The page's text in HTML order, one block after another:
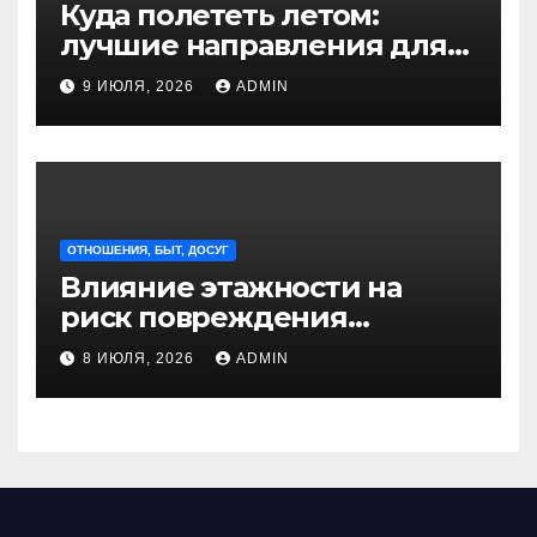
Куда полететь летом:
лучшие направления для
отдыха из Санкт-
Петербурга
9 ИЮЛЯ, 2026 ADMIN
ОТНОШЕНИЯ, БЫТ, ДОСУГ
Влияние этажности на
риск повреждения
недвижимости
8 ИЮЛЯ, 2026 ADMIN